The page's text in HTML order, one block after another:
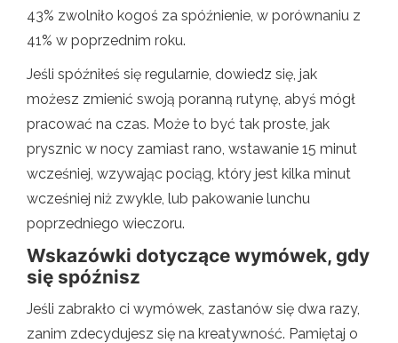
43% zwolniło kogoś za spóźnienie, w porównaniu z
41% w poprzednim roku.
Jeśli spóźniłeś się regularnie, dowiedz się, jak
możesz zmienić swoją poranną rutynę, abyś mógł
pracować na czas. Może to być tak proste, jak
prysznic w nocy zamiast rano, wstawanie 15 minut
wcześniej, wzywając pociąg, który jest kilka minut
wcześniej niż zwykle, lub pakowanie lunchu
poprzedniego wieczoru.
Wskazówki dotyczące wymówek, gdy
się spóźnisz
Jeśli zabrakło ci wymówek, zastanów się dwa razy,
zanim zdecydujesz się na kreatywność. Pamiętaj o